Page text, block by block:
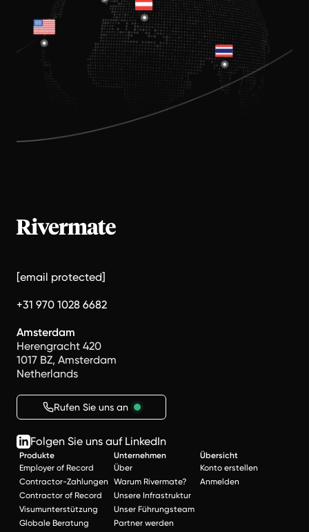
[email protected]
+31 970 1028 6682
Amsterdam
Herengracht 420
1017 BZ, Amsterdam
Netherlands
Rufen Sie uns an
Folgen Sie uns auf LinkedIn
Produkte
Employer of Record
Contractor-Zahlungen
Contractor of Record
Visumunterstützung
Globale Beratung
Unternehmen
Über
Warum Rivermate?
Unsere Infrastruktur
Unser Führungsteam
Partner werden
Übersicht
Konto erstellen
Anmelden